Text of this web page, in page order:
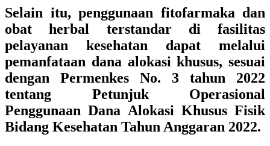
Selain itu, penggunaan fitofarmaka dan
obat herbal terstandar di fasilitas
pelayanan kesehatan dapat melalui
pemanfataan dana alokasi khusus, sesuai
dengan Permenkes No. 3 tahun 2022
tentang Petunjuk Operasional
Penggunaan Dana Alokasi Khusus Fisik
Bidang Kesehatan Tahun Anggaran 2022.